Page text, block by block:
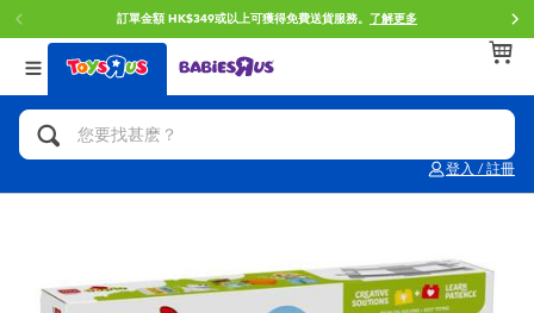
訂單金額 HK$349或以上可獲得免費送貨服務。 了解更多
登入 / 註冊
返回
分類目錄
人氣英雄,角色扮演,射擊玩具
拼砌組合及樂高LEGO
返回
品牌
Brunch Brother 早午餐兄弟
Spider-Man蜘蛛俠
返回
年齢
0~2歳